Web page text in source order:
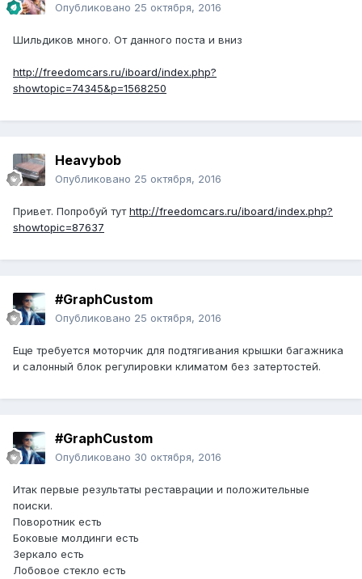
Опубликовано 25 октября, 2016
Шильдиков много. От данного поста и вниз
http://freedomcars.ru/iboard/index.php?
showtopic=74345&p=1568250
Heavybob
Опубликовано 25 октября, 2016
Привет. Попробуй тутhttp://freedomcars.ru/iboard/index.php?
showtopic=87637
#GraphCustom
Опубликовано 25 октября, 2016
Еще требуется моторчик для подтягивания крышки багажника
и салонный блок регулировки климатом без затертостей.
#GraphCustom
Опубликовано 30 октября, 2016
Итак первые результаты реставрации и положительные
поиски.
Поворотник есть
Боковые молдинги есть
Зеркало есть
Лобовое стекло есть